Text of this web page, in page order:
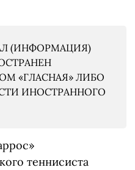
(ИНФОРМАЦИЯ)
«ГЛАСНАЯ» ЛИБО
ИНОСТРАННОГО
теннисиста